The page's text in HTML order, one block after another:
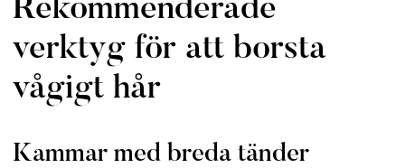
Rekommenderade
verktyg för att borsta
vågigt hår
Kammar med breda tänder